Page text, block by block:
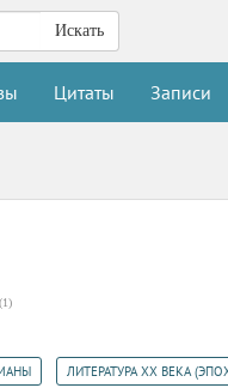
Искать
Цитаты Записи
(1)
ЛИТЕРАТУРА ХX ВЕКА